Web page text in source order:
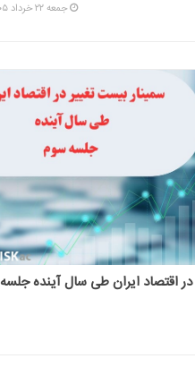
جمعه ۲۲ خرداد ۱۴۰۵
اقتصاد ایران طی سال آینده جلسه